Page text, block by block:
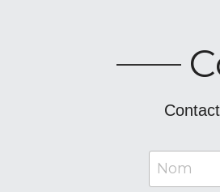
Nom